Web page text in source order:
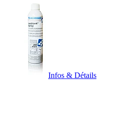
Infos & Détails